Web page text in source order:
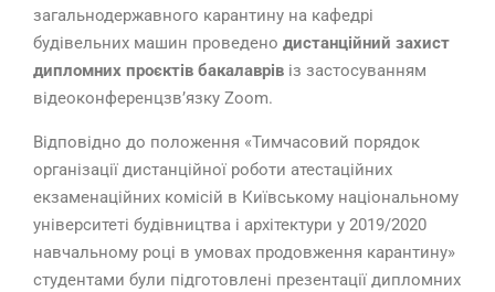
загальнодержавного карантину на кафедрі
будівельних машин проведено дистанційний захист
дипломних проєктів бакалаврів із застосуванням
відеоконференцзв’язку Zoom.
Відповідно до положення «Тимчасовий порядок
організації дистанційної роботи атестаційних
екзаменаційних комісій в Київському національному
університеті будівництва і архітектури у 2019/2020
навчальному році в умовах продовження карантину»
студентами були підготовлені презентації дипломних